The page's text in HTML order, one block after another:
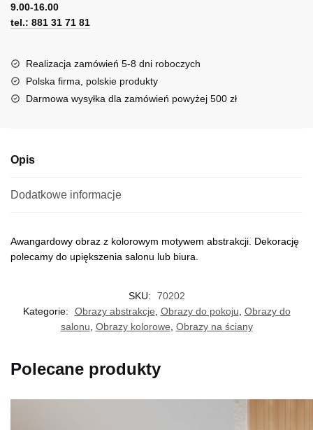
e
r
a
t
i
9.00-16.00
tel.: 881 31 71 81
Realizacja zamówień 5-8 dni roboczych
Polska firma, polskie produkty
Darmowa wysyłka dla zamówień powyżej 500 zł
Opis
Dodatkowe informacje
Awangardowy obraz z kolorowym motywem abstrakcji. Dekorację
polecamy do upiększenia salonu lub biura.
SKU:
70202
Kategorie:
Obrazy abstrakcje Obrazy do pokoju Obrazy do
salonu Obrazy kolorowe Obrazy na ściany
Polecane produkty